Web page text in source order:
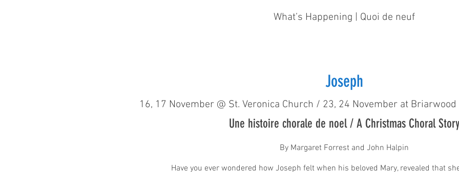
What’s Happening | Quoi de neuf
Joseph
16, 17 November @ St. Veronica Church / 23, 24 November at
Une histoire chorale de noel / A Christmas Choral Story
By Margaret Forrest and John Halpin
Have you ever wondered how Joseph felt when his beloved Mary, revealed that